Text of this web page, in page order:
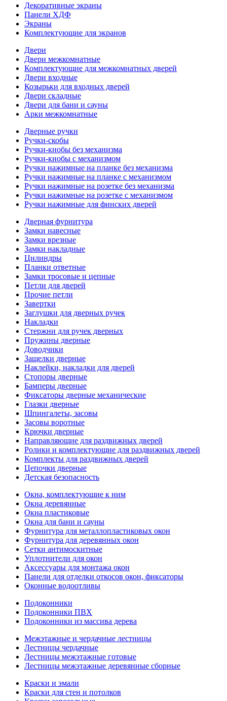
Декоративные экраны
Панели ХДФ
Экраны
Комплектующие для экранов
Двери
Двери межкомнатные
Комплектующие для межкомнатных дверей
Двери входные
Козырьки для входных дверей
Двери складные
Двери для бани и сауны
Арки межкомнатные
Дверные ручки
Ручки-скобы
Ручки-кнобы без механизма
Ручки-кнобы с механизмом
Ручки нажимные на планке без механизма
Ручки нажимные на планке с механизмом
Ручки нажимные на розетке без механизма
Ручки нажимные на розетке с механизмом
Ручки нажимные для финских дверей
Дверная фурнитура
Замки навесные
Замки врезные
Замки накладные
Цилиндры
Планки ответные
Замки тросовые и цепные
Петли для дверей
Прочие петли
Завертки
Заглушки для дверных ручек
Накладки
Стержни для ручек дверных
Пружины дверные
Доводчики
Защелки дверные
Наклейки, накладки для дверей
Стопоры дверные
Бамперы дверные
Фиксаторы дверные механические
Глазки дверные
Шпингалеты, засовы
Засовы воротные
Крючки дверные
Направляющие для раздвижных дверей
Ролики и комплектующие для раздвижных дверей
Комплекты для раздвижных дверей
Цепочки дверные
Детская безопасность
Окна, комплектующие к ним
Окна деревянные
Окна пластиковые
Окна для бани и сауны
Фурнитура для металлопластиковых окон
Фурнитура для деревянных окон
Сетки антимоскитные
Уплотнители для окон
Аксессуары для монтажа окон
Панели для отделки откосов окон, фиксаторы
Оконные водоотливы
Подоконники
Подоконники ПВХ
Подоконники из массива дерева
Межэтажные и чердачные лестницы
Лестницы чердачные
Лестницы межэтажные готовые
Лестницы межэтажные деревянные сборные
Краски и эмали
Краски для стен и потолков